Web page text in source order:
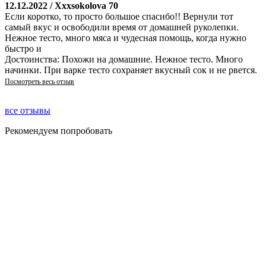
12.12.2022 / Xxxsokolova 70
Если коротко, то просто большое спасибо!! Вернули тот
самый вкус и освободили время от домашней руколепки.
Нежное тесто, много мяса и чудесная помощь, когда нужно
быстро и
Достоинства: Похожи на домашние. Нежное тесто. Много
начинки. При варке тесто сохраняет вкусный сок и не рвется.
Посмотреть весь отзыв
все отзывы
Рекомендуем попробовать